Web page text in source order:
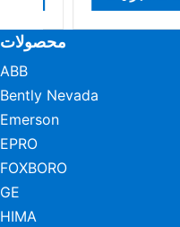
محصولات
ABB
Bently Nevada
Emerson
EPRO
FOXBORO
GE
HIMA